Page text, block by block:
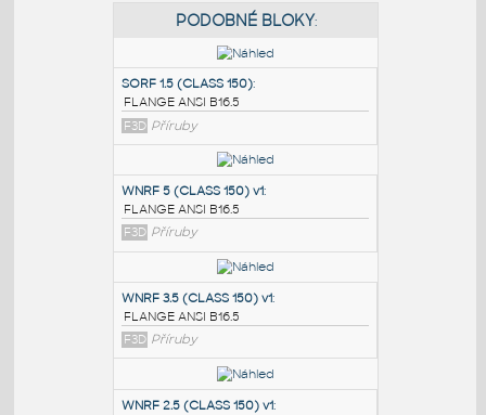
PODOBNÉ BLOKY
SORF 1.5 (CLASS 150):
FLANGE ANSI B16.5
F3D Příruby
WNRF 5 (CLASS 150) v1
FLANGE ANSI B16.5